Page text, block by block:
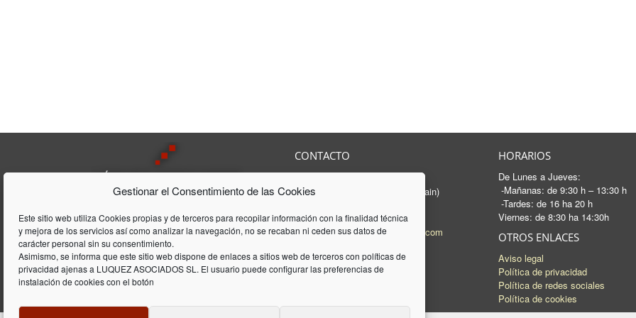
Gestionar el Consentimiento de las Cookies
Este sitio web utiliza Cookies propias y de terceros para recopilar información con la finalidad técnica
y mejora de los servicios así como analizar la navegación, no se recaban ni ceden sus datos de
carácter personal sin su consentimiento.
Asimismo, se informa que este sitio web dispone de enlaces a sitios web de terceros con políticas de
privacidad ajenas a LUQUEZ ASOCIADOS SL. El usuario puede configurar las preferencias de
instalación de cookies con el botón
Lúquez & ASSOCIATS, SL es una
Consultoría Laboral, que acumula
una trayectória de 20 años en el
ámbito laboral y de gestión de
empresas
CONTACTO
08208 Sabadell - Barcelona (Spain)
Fax:93 745 15 35
E-mail:mail@luquez-associats.com
HORARIOS
De Lunes a Jueves:
-Mañanas: de 9:30 h – 13:30 h
-Tardes: de 16 ha 20 h
Viernes: de 8:30 ha 14:30h
OTROS ENLACES
Aviso legal
Política de privacidad
Política de redes sociales
Política de cookies